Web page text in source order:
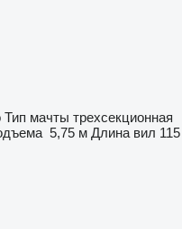
Тип мачты трехсекционная
5,75 м Длина вил 115